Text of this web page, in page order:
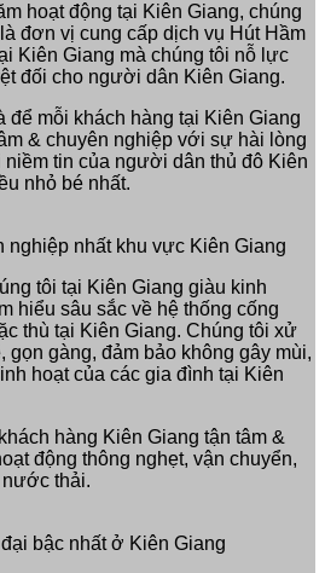
hoạt động tại Kiên Giang, chúng
đơn vị cung cấp dịch vụ Hút Hầm
Kiên Giang mà chúng tôi nỗ lực
đối cho người dân Kiên Giang.
để mỗi khách hàng tại Kiên Giang
& chuyên nghiệp với sự hài lòng
tin của người dân thủ đô Kiên
nhỏ bé nhất.
nhất khu vực Kiên Giang
tôi tại Kiên Giang giàu kinh
hiểu sâu sắc về hệ thống cống
thù tại Kiên Giang. Chúng tôi xử
gọn gàng, đảm bảo không gây mùi,
hoạt của các gia đình tại Kiên
hàng Kiên Giang tận tâm &
động thông nghẹt, vận chuyển,
nước thải.
bậc nhất ở Kiên Giang